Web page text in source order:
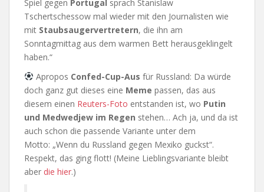
Spiel gegen Portugal sprach Stanislaw
Tschertschessow mal wieder mit den Journalisten wie
mit Staubsaugervertretern, die ihn am
Sonntagmittag aus dem warmen Bett herausgeklingelt
haben.“
Apropos Confed-Cup-Aus für Russland: Da würde
doch ganz gut dieses eine Meme passen, das aus
diesem einen Reuters-Foto entstanden ist, wo Putin
und Medwedjew im Regen stehen… Ach ja, und da ist
auch schon die passende Variante unter dem
Motto: „Wenn du Russland gegen Mexiko guckst“.
Respekt, das ging flott! (Meine Lieblingsvariante bleibt
aber die hier.)